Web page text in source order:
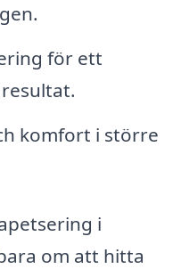
för ett
komfort i större
i
om att hitta